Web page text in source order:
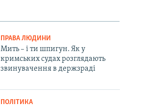
ПРАВА ЛЮДИНИ
Мить – і ти шпигун. Як у
кримських судах розглядають
звинувачення в держзраді
ПОЛІТИКА